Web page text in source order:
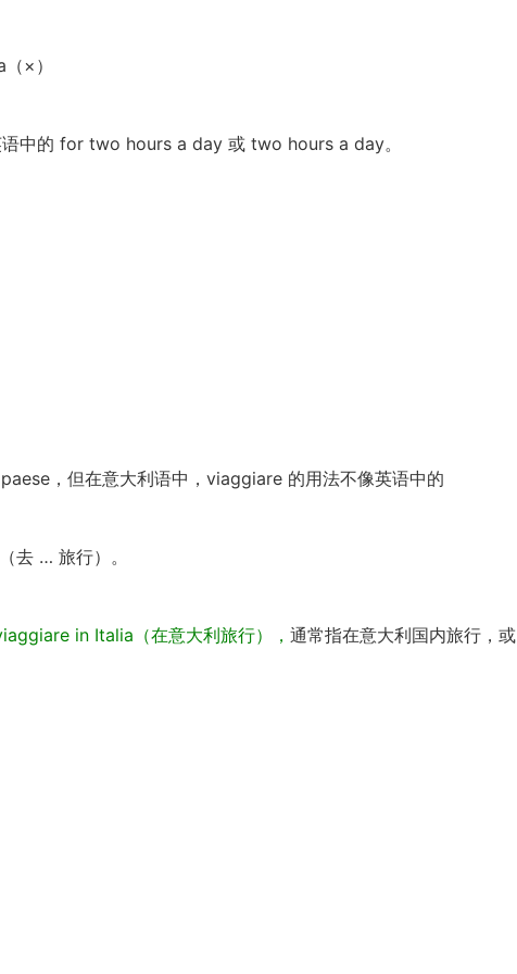
×）
中的 for two hours a day 或 two hours a day。
，但在意大利语中，viaggiare 的用法不像英语中的
去 … 旅行）。
in Italia（在意大利旅行）， 通常指在意大利国内旅行，或